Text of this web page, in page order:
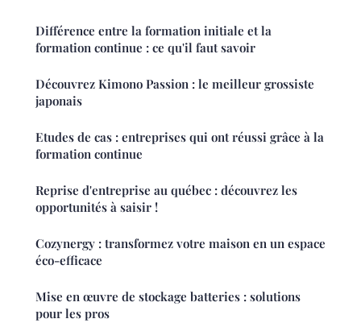
Différence entre la formation initiale et la
formation continue : ce qu'il faut savoir
Découvrez Kimono Passion : le meilleur grossiste
japonais
Etudes de cas : entreprises qui ont réussi grâce à la
formation continue
Reprise d'entreprise au québec : découvrez les
opportunités à saisir !
Cozynergy : transformez votre maison en un espace
éco-efficace
Mise en œuvre de stockage batteries : solutions
pour les pros